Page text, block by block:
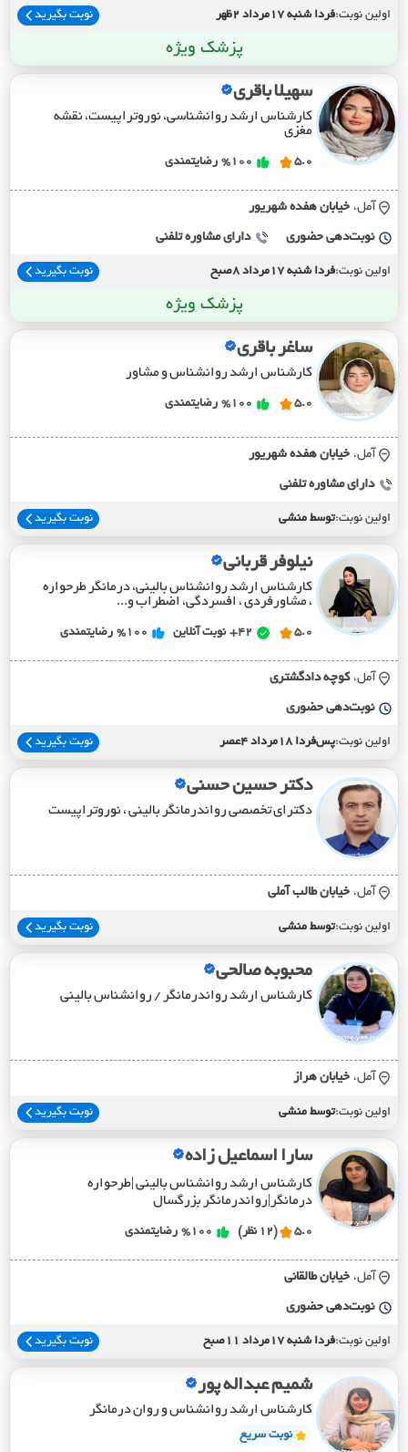
اولین نوبت:فردا شنبه 17مرداد 2ظهر نوبت بگیرید
پزشک ویژه
سهیلا باقری
کارشناس ارشد روانشناسی، نوروتراپیست، نقشه
مغزی
5.0
%100 رضایتمندی
آمل، خيابان هفده شهريور
نوبت‌دهی حضوری دارای مشاوره تلفنی
اولین نوبت:فردا شنبه 17مرداد 8صبح نوبت بگیرید
پزشک ویژه
ساغر باقری
کارشناس ارشد روانشناس و مشاور
5.0
%100 رضایتمندی
آمل، خيابان هفده شهريور
دارای مشاوره تلفنی
اولین نوبت:توسط منشی نوبت بگیرید
نیلوفر قربانی
کارشناس ارشد روانشناس بالینی، درمانگر طرحواره
، مشاورفردی ، افسردگی، اضطراب و...
5.0
42+ نوبت آنلاین %100 رضایتمندی
آمل، کوچه دادگشتري
نوبت‌دهی حضوری
اولین نوبت:پس‌فردا 18مرداد 4عصر نوبت بگیرید
دکتر حسین حسنی
دکترای تخصصی رواندرمانگر بالینی ، نوروتراپیست
آمل، خيابان طالب آملي
اولین نوبت:توسط منشی نوبت بگیرید
محبوبه صالحی
کارشناس ارشد رواندرمانگر / روانشناس بالینی
آمل، خيابان هراز
اولین نوبت:توسط منشی نوبت بگیرید
سارا اسماعیل زاده
کارشناس ارشد روانشناس بالینی |طرحواره
درمانگر|رواندرمانگر بزرگسال
5.0 (12 نظر) %100 رضایتمندی
آمل، خيابان طالقاني
نوبت‌دهی حضوری
اولین نوبت:فردا شنبه 17مرداد 11صبح نوبت بگیرید
شمیم عبداله پور
کارشناس ارشد روانشناس و روان درمانگر
نوبت سریع